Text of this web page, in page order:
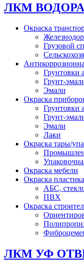
ЛКМ
Окраска
Грузовой
Грунтовки
Грунт-
Эмали
Окраска
Грунтовки
Грунт-
Эмали
Лаки
Окраска тары/
Окраска мебели
Окраска пластика
АБС,
ПВХ
Окраска
ЛКМ УФ